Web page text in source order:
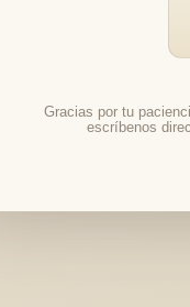
Gracias por tu
escríbenos